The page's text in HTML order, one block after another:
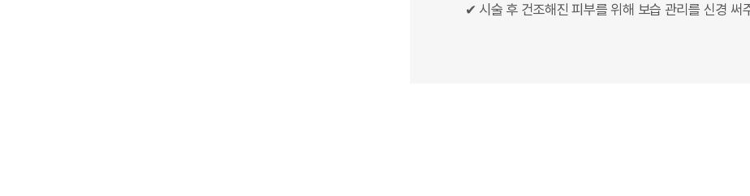
✔ 시술 후 건조해진 피부를 위해 보습 관리를 신경 써